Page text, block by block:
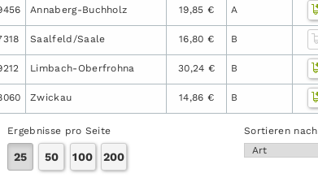
Annaberg-Buchholz 19,85 € A
Saalfeld/Saale 16,80 € B
Limbach-Oberfrohna 30,24 € B
Zwickau 14,86 € B
Ergebnisse pro Seite Sortieren nach
25 50 100 200